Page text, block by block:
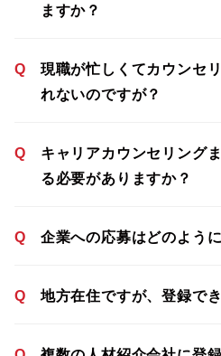
ますか？
Q
現職が忙しくてカウンセ
れないのですが？
Q
キャリアカウンセリング
る必要がありますか？
Q 企業への応募はどのよう
Q 地方在住ですが、登録で